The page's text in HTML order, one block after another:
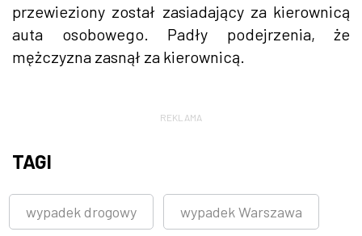
przewieziony został zasiadający za kierownicą
auta osobowego. Padły podejrzenia, że
mężczyzna zasnął za kierownicą.
REKLAMA
TAGI
wypadek drogowy wypadek Warszawa